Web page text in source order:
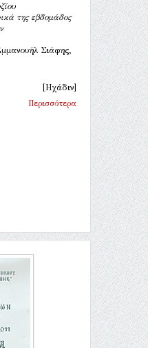
της εβδομάδος
Σιάφης,
[Ηχάδιν]
Περισσότερα